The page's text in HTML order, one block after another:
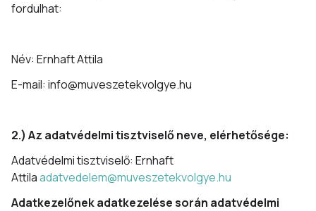
fordulhat:
Név: Ernhaft Attila
E-mail: info@muveszetekvolgye.hu
2.) Az adatvédelmi tisztviselő neve, elérhetősége:
Adatvédelmi tisztviselő: Ernhaft
Attilaadatvedelem@muveszetekvolgye.hu
Adatkezelőnek adatkezelése során adatvédelmi